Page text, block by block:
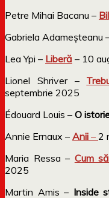
Petre Mihai Bacanu –
Gabriela Adameșteanu
Lea Ypi – Liberă – 10
Lionel Shriver –
septembrie 2025
Édouard Louis – O
Annie Ernaux – Anii – 2
Maria Ressa – Cum
2025
Martin Amis – Inside